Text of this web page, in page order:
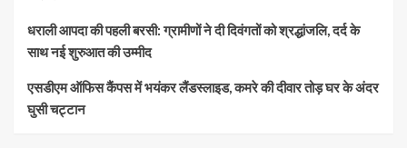
धराली आपदा की पहली बरसी: ग्रामीणों ने दी दिवंगतों को श्रद्धांजलि, दर्द के
साथ नई शुरुआत की उम्मीद
एसडीएम ऑफिस कैंपस में भयंकर लैंडस्लाइड, कमरे की दीवार तोड़ घर के अंदर
घुसी चट्टान